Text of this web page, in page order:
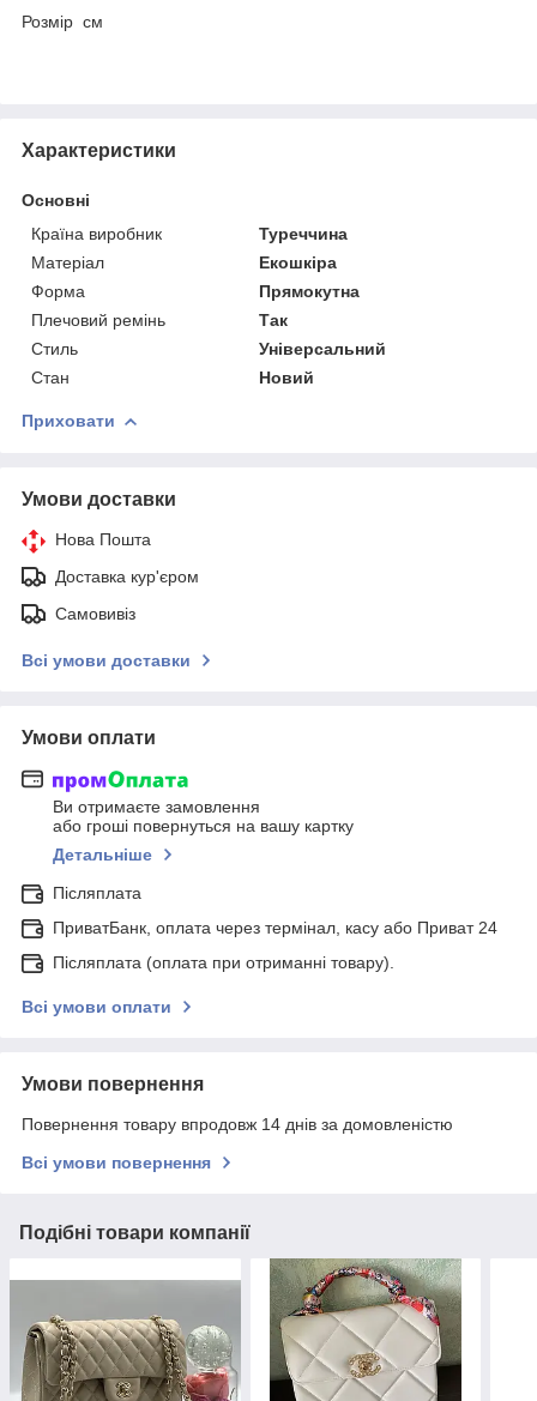
Розмір см
Характеристики
Основні
Країна виробник
Туреччина
Матеріал
Екошкіра
Форма
Прямокутна
Плечовий ремінь
Так
Стиль
Універсальний
Стан
Новий
Приховати
Умови доставки
Нова Пошта
Доставка кур'єром
Самовивіз
Всі умови доставки
Умови оплати
Ви отримаєте замовлення
або гроші повернуться на вашу картку
Детальніше
Післяплата
ПриватБанк, оплата через термінал, касу або Приват 24
Післяплата (оплата при отриманні товару).
Всі умови оплати
Умови повернення
Повернення товару впродовж 14 днів за домовленістю
Всі умови повернення
Подібні товари компанії